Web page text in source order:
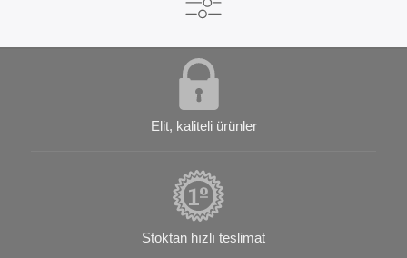
Elit, kaliteli ürünler
Stoktan hızlı teslimat